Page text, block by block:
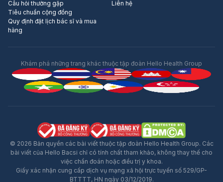
Câu hỏi thường gặp
Tiêu chuẩn cộng đồng
Quy định đặt lịch bác sĩ và mua
hàng
Liên hệ
Khám phá những trang khác thuộc tập đoàn Hello Health Group
© 2026 Bản quyền các bài viết thuộc tập đoàn Hello Health Group. Các
bài viết của Hello Bacsi chỉ có tính chất tham khảo, không thay thế cho
việc chẩn đoán hoặc điều trị y khoa.
Giấy xác nhận cung cấp dịch vụ mạng xã hội trực tuyến số 529/GP-
BTTTT, HN ngày 03/12/2019.